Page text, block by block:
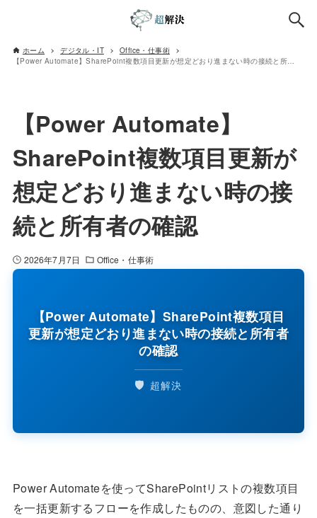
ホーム デジタル・IT
Office・仕事術
【Power Automate】SharePoint複数項目更新が想定どおり進まない時の接続と所有者の確認
【Power Automate】
SharePoint複数項目更新が
想定どおり進まない時の接
続と所有者の確認
2026年7月7日 Office・仕事術
【Power Automate】SharePoint複数項目
更新が想定どおり進まない時の接続と所有者
の確認
🛡️ 超解決
Power Automateを使ってSharePointリストの複数項目
を一括更新するフローを作成したものの、意図した通り